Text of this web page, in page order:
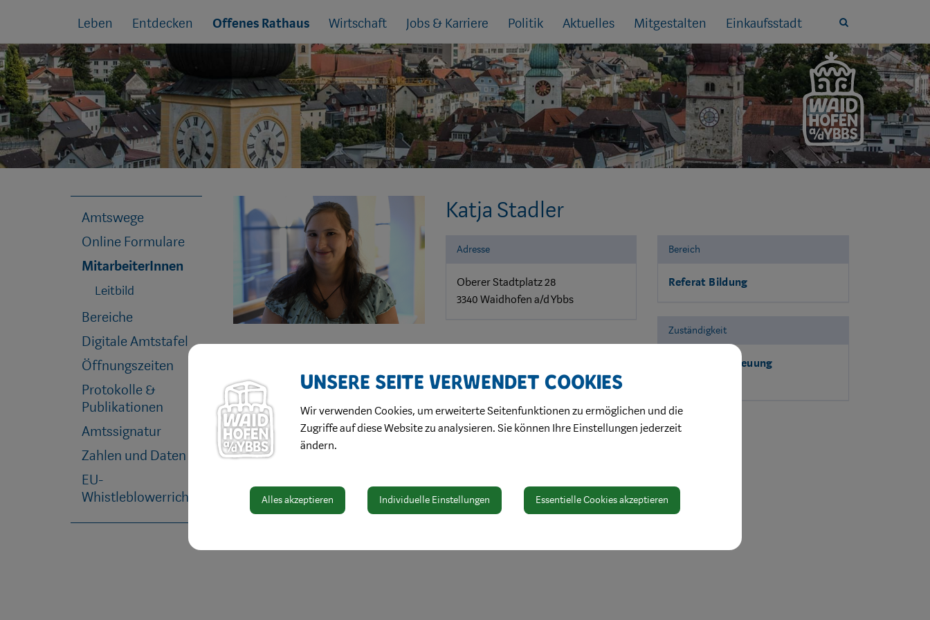
Sprungmarken
zu:
Leben Entdecken Offenes Rathaus Wirtschaft Jobs & Karriere Politik Aktuelles Mitgestalten Einkaufsstadt
Site
toggle
Katja Stadler
Adresse
Oberer Stadtplatz 28
3340 Waidhofen a/d Ybbs
Bereich
Referat Bildung
Zuständigkeit
Kinderbetreuung
Amtswege
Online Formulare
MitarbeiterInnen
Leitbild
Bereiche
Digitale Amtstafel
Öffnungszeiten
Protokolle &
Publikationen
Amtssignatur
Zahlen und Daten
EU-
Whistleblowerrichtlinie
Unsere Seite verwendet Cookies
Wir verwenden Cookies, um erweiterte Seitenfunktionen zu ermöglichen und die
Zugriffe auf diese Website zu analysieren. Sie können Ihre Einstellungen jederzeit
ändern.
Alles akzeptieren Individuelle Einstellungen Essentielle Cookies akzeptieren